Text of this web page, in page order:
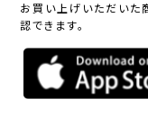
お買い上げいただいた
認できます。